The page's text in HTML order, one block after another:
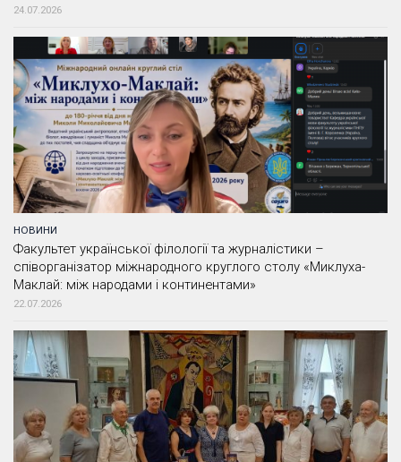
24.07.2026
НОВИНИ
Факультет української філології та журналістики –
співорганізатор міжнародного круглого столу «Миклуха-
Маклай: між народами і континентами»
22.07.2026